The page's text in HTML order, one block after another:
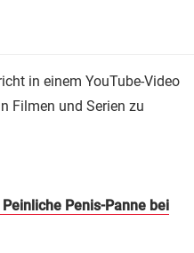
in einem YouTube-Video
Filmen und Serien zu
Penis-Panne bei